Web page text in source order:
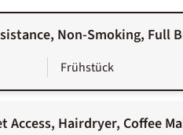
Non-Smoking, Full
Frühstück
Access, Hairdryer, Coffee